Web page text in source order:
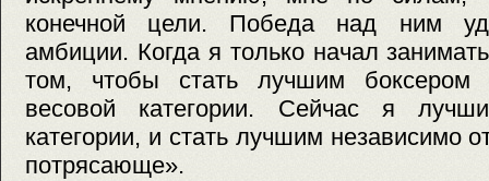
конечной цели. Победа над ним
амбиции. Когда я только начал
том, чтобы стать лучшим боксером
весовой категории. Сейчас я
категории, и стать лучшим независимо
потрясающе».